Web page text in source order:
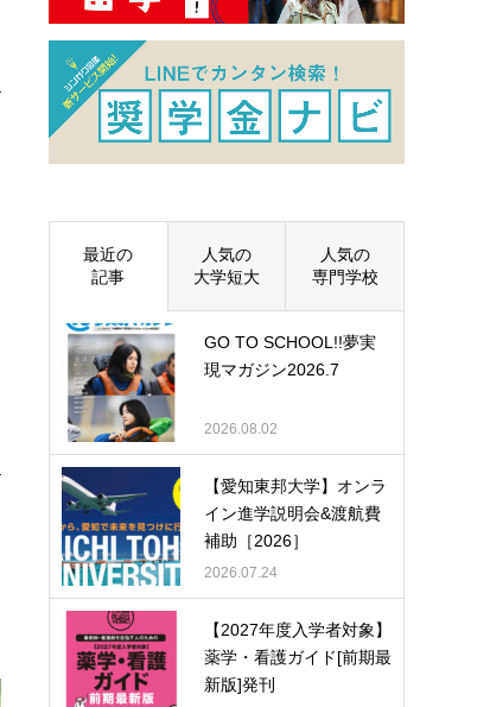
最近の
記事
人気の
大学短大
人気の
専門学校
GO TO SCHOOL!!夢実
現マガジン2026.7
2026.08.02
【愛知東邦大学】オンラ
イン進学説明会&渡航費
補助［2026］
2026.07.24
【2027年度入学者対象】
薬学・看護ガイド[前期最
新版]発刊